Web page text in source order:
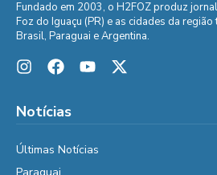
Fundado em 2003, o H2FOZ produz
Foz do Iguaçu (PR) e as cidades da
Brasil, Paraguai e Argentina.
Notícias
Últimas Notícias